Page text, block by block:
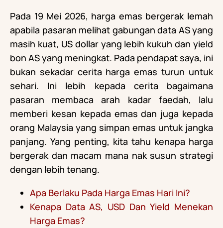
Pada 19 Mei 2026, harga emas bergerak lemah
apabila pasaran melihat gabungan data AS yang
masih kuat, US dollar yang lebih kukuh dan yield
bon AS yang meningkat. Pada pendapat saya, ini
bukan sekadar cerita harga emas turun untuk
sehari. Ini lebih kepada cerita bagaimana
pasaran membaca arah kadar faedah, lalu
memberi kesan kepada emas dan juga kepada
orang Malaysia yang simpan emas untuk jangka
panjang. Yang penting, kita tahu kenapa harga
bergerak dan macam mana nak susun strategi
dengan lebih tenang.
Apa Berlaku Pada Harga Emas Hari Ini?
Kenapa Data AS, USD Dan Yield Menekan
Harga Emas?